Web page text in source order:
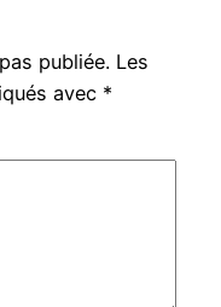
publiée. Les
avec *